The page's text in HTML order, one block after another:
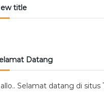
title
Datang
Selamat datang di situs